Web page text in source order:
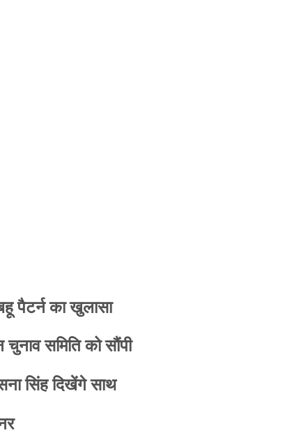
पैटर्न का खुलासा
समिति को सौंपी
सिंह दिखेंगे साथ